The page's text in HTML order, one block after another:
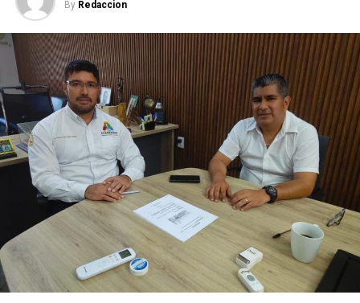
los peores resultados sociales, entonces quiere decir que
hay un problema en la calidad del gasto.
En ese sentido, los cuatro estados que obtuvieron
semáforo rojo, una deuda elevada fueron Coahuila (13
mil 582 pesos), Chihuahua (14 mil 458 pesos), Nuevo
León (11 mil 128 pesos) y Quinta Roo (12 mil 902 pesos).
Los estados con las deudas públicas por habitantes más
bajas fueron Querétaro con cero deudas; Guerrero con
506 pesos; Hidalgo con mil 548 pesos; Sinaloa con mil
821 pesos y; San Luis Potosí con mil 943 pesos.
Asimismo, el indicador se construye con cifras de la
deuda pública que se obtienen de la SHCP y el Sistema
de Alertas de la misma Secretaría de Hacienda.
By Redaccion